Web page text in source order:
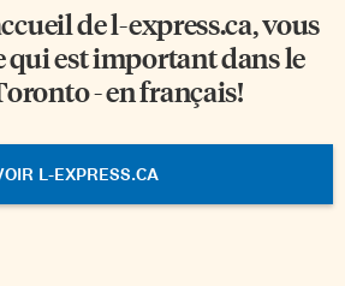
del-express.ca, vous
qui est important dans le
- en français!
L-EXPRESS.CA